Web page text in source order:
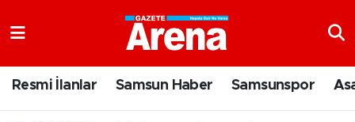
Resmi İlanlar Samsun Haber Samsunspor